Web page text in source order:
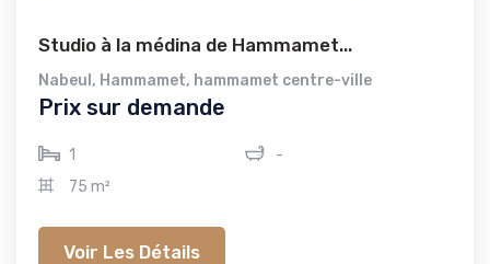
Studio à la médina de Hammamet...
Nabeul , Hammamet, hammamet centre-ville
Prix sur demande
1
-
75 m²
Voir Les Détails